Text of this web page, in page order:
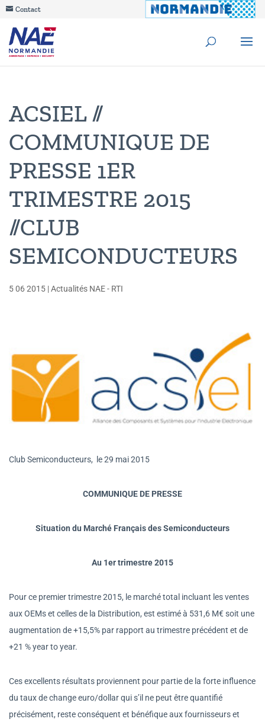
Contact
ACSIEL //
COMMUNIQUE DE
PRESSE 1ER
TRIMESTRE 2015
//CLUB
SEMICONDUCTEURS
5 06 2015 |Actualités NAE - RTI
Club Semiconducteurs, le 29 mai 2015
COMMUNIQUE DE PRESSE
Situation du Marché Français des Semiconducteurs
Au 1er trimestre 2015
Pour ce premier trimestre 2015, le marché total incluant les ventes
aux OEMs et celles de la Distribution, est estimé à 531,6 M€ soit une
augmentation de +15,5% par rapport au trimestre précédent et de
+21 % year to year.
Ces excellents résultats proviennent pour partie de la forte influence
du taux de change euro/dollar qui s’il ne peut être quantifié
précisément, reste conséquent et bénéfique aux fournisseurs et